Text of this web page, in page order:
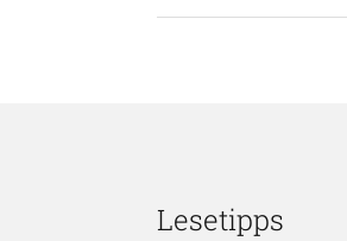
Lesetipps